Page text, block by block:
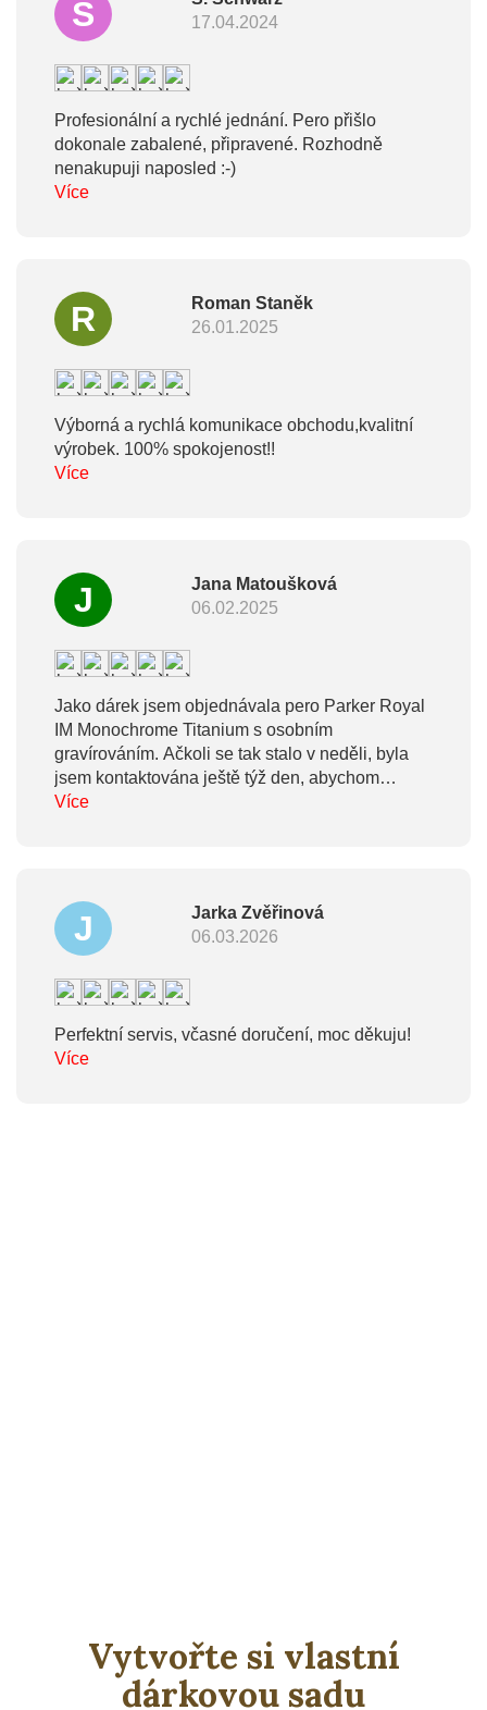
S
17.04.2024
Profesionální a rychlé jednání. Pero přišlo
dokonale zabalené, připravené. Rozhodně
nenakupuji naposled :-)
Více
R
Roman Staněk
26.01.2025
Výborná a rychlá komunikace obchodu,kvalitní
výrobek. 100% spokojenost!!
Více
J
Jana Matoušková
06.02.2025
Jako dárek jsem objednávala pero Parker Royal
IM Monochrome Titanium s osobním
gravírováním. Ačkoli se tak stalo v neděli, byla
jsem kontaktována ještě týž den, abychom
doladili všechny detaily zakázky. Za 2 dny bylo
opravdu radost. Tento krásný dárek tím potěšil
obě strany. Vlastně možná tři. Děkuji a přeji, ať
se daří. Jenny
Více
J
Jarka Zvěřinová
06.03.2026
Perfektní servis, včasné doručení, moc děkuju!
Více
Vytvořte si vlastní
dárkovou sadu